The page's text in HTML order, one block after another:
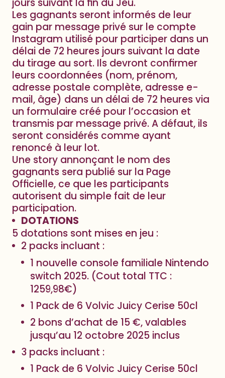
jours suivant la fin du Jeu.
Les gagnants seront informés de leur
gain par message privé sur le compte
Instagram utilisé pour participer dans un
délai de 72 heures jours suivant la date
du tirage au sort. Ils devront confirmer
leurs coordonnées (nom, prénom,
adresse postale complète, adresse e-
mail, âge) dans un délai de 72 heures via
un formulaire créé pour l’occasion et
transmis par message privé. A défaut, ils
seront considérés comme ayant
renoncé à leur lot.
Une story annonçant le nom des
gagnants sera publié sur la Page
Officielle, ce que les participants
autorisent du simple fait de leur
participation.
DOTATIONS
5 dotations sont mises en jeu :
2 packs incluant :
1 nouvelle console familiale Nintendo
switch 2025. (Cout total TTC :
1259,98€)
1 Pack de 6 Volvic Juicy Cerise 50cl
2 bons d’achat de 15 €, valables
jusqu’au 12 octobre 2025 inclus
3 packs incluant :
1 Pack de 6 Volvic Juicy Cerise 50cl